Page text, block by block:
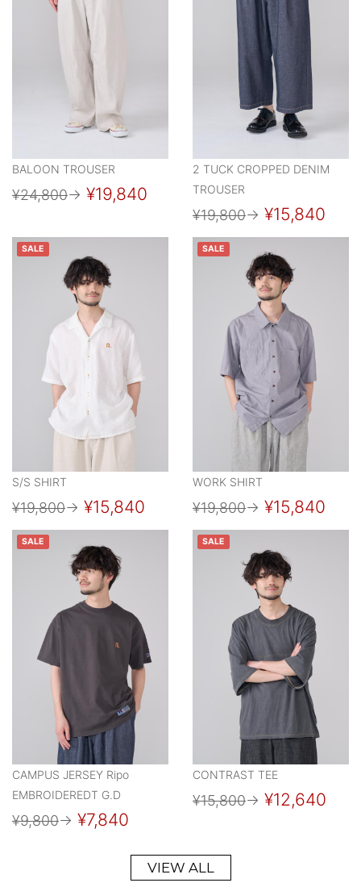
BALOON TROUSER
¥24,800→ ¥19,840
2 TUCK CROPPED DENIM
TROUSER
¥19,800→ ¥15,840
SALE
S/S SHIRT
¥19,800→ ¥15,840
SALE
WORK SHIRT
¥19,800→ ¥15,840
SALE
CAMPUS JERSEY Ripo
EMBROIDEREDT G.D
¥9,800→ ¥7,840
SALE
CONTRAST TEE
¥15,800→ ¥12,640
VIEW ALL